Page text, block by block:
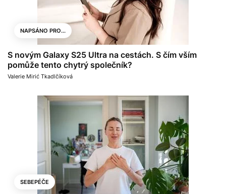
NAPSÁNO PRO...
S novým Galaxy S25 Ultra na cestách. S čím vším
pomůže tento chytrý společník?
Valerie Mirić Tkadlčíková
SEBEPÉČE